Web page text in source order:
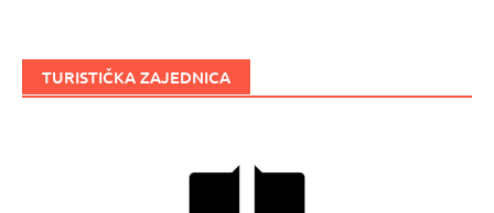
TURISTIČKA ZAJEDNICA